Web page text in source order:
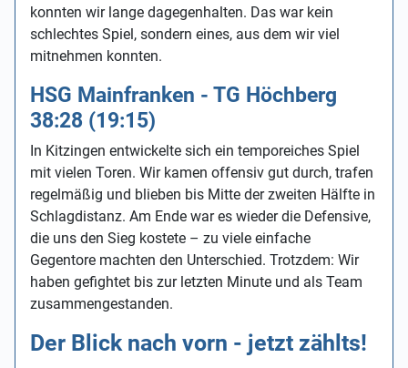
konnten wir lange dagegenhalten. Das war kein
schlechtes Spiel, sondern eines, aus dem wir viel
mitnehmen konnten.
HSG Mainfranken - TG Höchberg
38:28 (19:15)
In Kitzingen entwickelte sich ein temporeiches Spiel
mit vielen Toren. Wir kamen offensiv gut durch, trafen
regelmäßig und blieben bis Mitte der zweiten Hälfte in
Schlagdistanz. Am Ende war es wieder die Defensive,
die uns den Sieg kostete – zu viele einfache
Gegentore machten den Unterschied. Trotzdem: Wir
haben gefightet bis zur letzten Minute und als Team
zusammengestanden.
Der Blick nach vorn - jetzt zählts!